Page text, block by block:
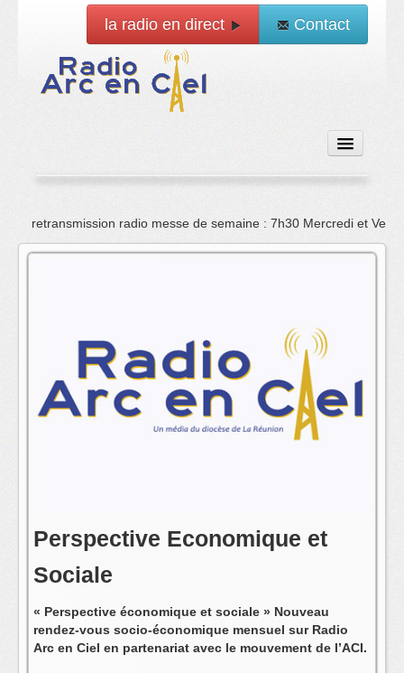
la radio en direct Contact
Accueil
Emissions
La radio
L'équipe
retransmission radio messe de semaine : 7h30 Mercredi et
Perspective Economique et
Sociale
« Perspective économique et sociale » Nouveau
rendez-vous socio-économique mensuel sur Radio
Arc en Ciel en partenariat avec le mouvement de l’ACI.